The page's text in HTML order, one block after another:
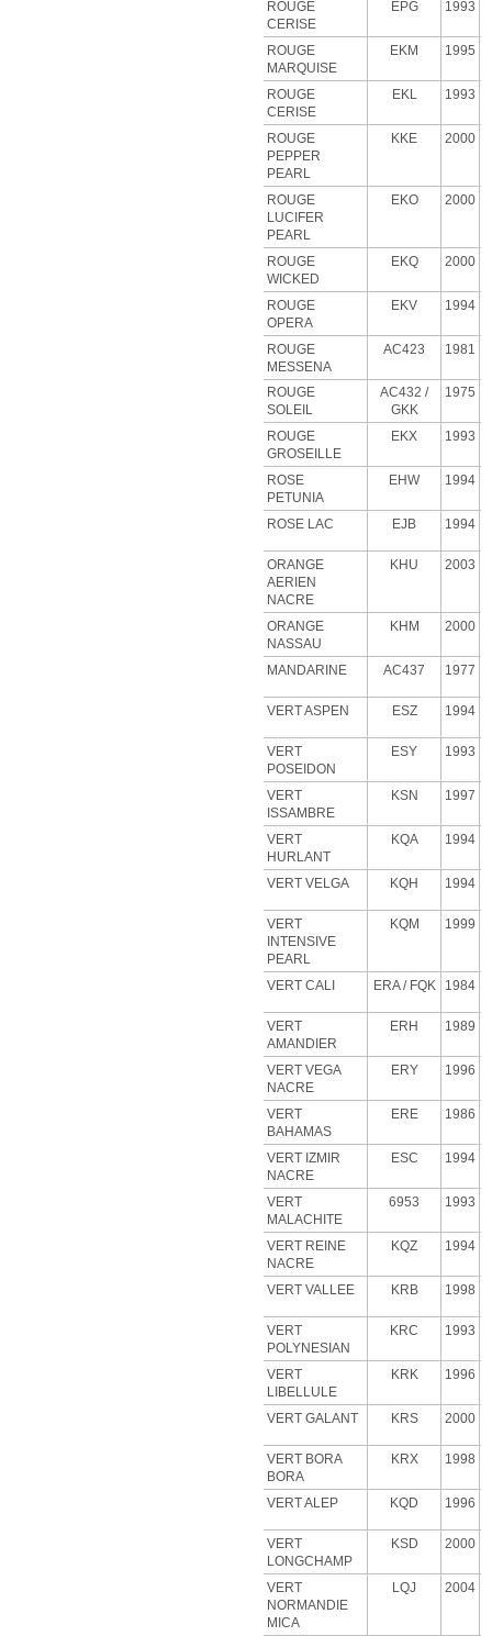
ROUGE
CERISE
EPG 1993
ROUGE
MARQUISE
EKM 1995
ROUGE
CERISE
EKL 1993
ROUGE
PEPPER
PEARL
KKE 2000
ROUGE
LUCIFER
PEARL
EKO 2000
ROUGE
WICKED
EKQ 2000
ROUGE
OPERA
EKV 1994
ROUGE
MESSENA
AC423 1981
ROUGE
SOLEIL
AC432 /
GKK
1975
ROUGE
GROSEILLE
EKX 1993
ROSE
PETUNIA
EHW 1994
ROSE LAC EJB 1994
ORANGE
AERIEN
NACRE
KHU 2003
ORANGE
NASSAU
KHM 2000
MANDARINE AC437 1977
VERT ASPEN ESZ 1994
VERT
POSEIDON
ESY 1993
VERT
ISSAMBRE
KSN 1997
VERT
HURLANT
KQA 1994
VERT VELGA KQH 1994
VERT
INTENSIVE
PEARL
KQM 1999
VERT CALI ERA/ FQK 1984
VERT
AMANDIER
ERH 1989
VERT VEGA
NACRE
ERY 1996
VERT
BAHAMAS
ERE 1986
VERT IZMIR
NACRE
ESC 1994
VERT
MALACHITE
6953 1993
VERT REINE
NACRE
KQZ 1994
VERT VALLEE KRB 1998
VERT
POLYNESIAN
KRC 1993
VERT
LIBELLULE
KRK 1996
VERT GALANT KRS 2000
VERT BORA
BORA
KRX 1998
VERT ALEP KQD 1996
VERT
LONGCHAMP
KSD 2000
VERT
NORMANDIE
MICA
LQJ 2004